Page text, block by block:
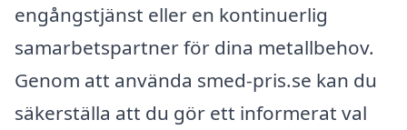
engångstjänst eller en kontinuerlig
samarbetspartner för dina metallbehov.
Genom att använda smed-pris.se kan du
säkerställa att du gör ett informerat val